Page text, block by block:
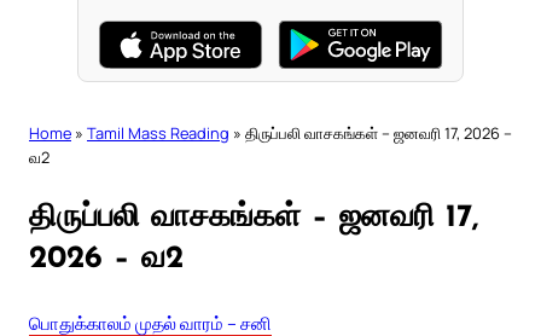
Home » Tamil Mass Reading » திருப்பலி வாசகங்கள் – ஜனவரி 17, 2026 –
வ2
திருப்பலி வாசகங்கள் – ஜனவரி 17,
2026 – வ2
பொதுக்காலம் முதல் வாரம் – சனி